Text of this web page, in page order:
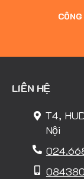
LIÊN HỆ
T4,
Nội